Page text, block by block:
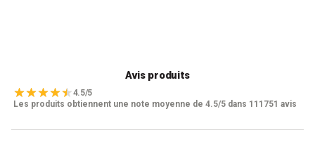
Avis produits
4.5/5
Les produits obtiennent une note moyenne de 4.5/5 dans 111751 avis